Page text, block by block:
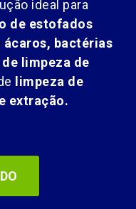
ideal para
de estofados
ácaros, bactérias
limpeza de
limpeza de
extração.